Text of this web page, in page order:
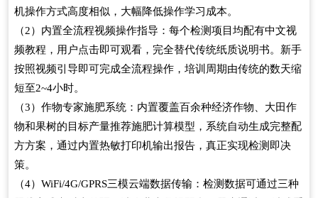
机操作方式高度相似，大幅降低操作学习成本。
（2）内置全流程视频操作指导：每个检测项目均配有中文视
频教程，用户点击即可观看，完全替代传统纸质说明书。新手
按照视频引导即可完成全流程操作，培训周期由传统的数天缩
短至2~4小时。
（3）作物专家施肥系统：内置覆盖百余种经济作物、大田作
物和果树的目标产量推荐施肥计算模型，系统自动生成完整配
方方案，通过内置热敏打印机输出报告，真正实现检测即决
策。
（4）WiFi/4G/GPRS三模云端数据传输：检测数据可通过三种